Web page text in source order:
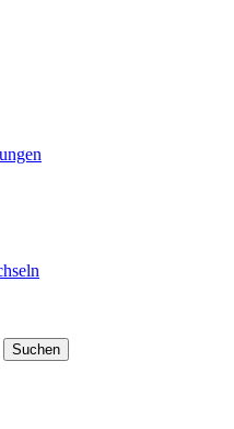
Suchen